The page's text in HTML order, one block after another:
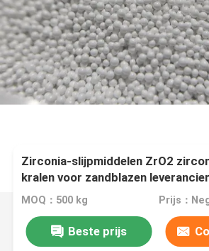
Zirconia-slijpmiddelen ZrO2
kralen voor zandblazen leverancier
MOQ：500 kg Prijs：
Beste prijs